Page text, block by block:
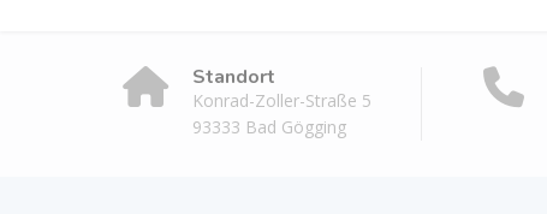
Standort
Konrad-Zoller-Straße 5
93333 Bad Gögging